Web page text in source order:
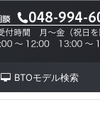
BTOモデル検索